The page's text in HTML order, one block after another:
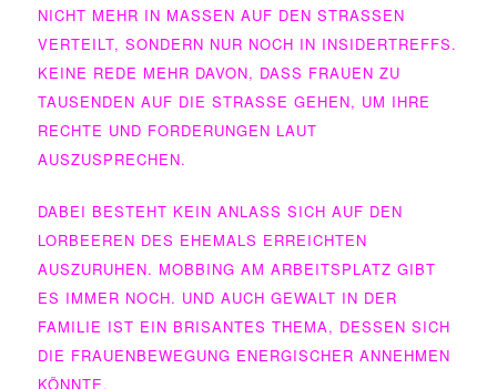
NICHT MEHR IN MASSEN AUF DEN STRASSEN V
ERTEILT, SONDERN NUR NOCH IN INSIDERTREFFS. K
EINE REDE MEHR DAVON, DASS FRAUEN ZU T
AUSENDEN AUF DIE STRASSE GEHEN, UM IHRE RE
CHTE UND FORDERUNGEN LAUT AU
SZUSPRECHEN.
DABEI BESTEHT KEIN ANLASS SICH AUF DEN
LORBEEREN DES EHEMALS ERREICHTEN
AUSZURUHEN. MOBBING AM ARBEITSPLATZ GIBT
ES IMMER NOCH. UND AUCH GEWALT IN DER
FAMILIE IST EIN BRISANTES THEMA, DESSEN SICH
DIE FRAUENBEWEGUNG ENERGISCHER ANNEHMEN
KÖNNTE.